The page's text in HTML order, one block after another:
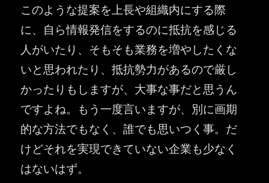
このような提案を上長や組織内にする際
に、自ら情報発信をするのに抵抗を感じる
人がいたり、そもそも業務を増やしたくな
いと思われたり、抵抗勢力があるので厳し
かったりもしますが、大事な事だと思うん
ですよね。もう一度言いますが、別に画期
的な方法でもなく、誰でも思いつく事。だ
けどそれを実現できていない企業も少なく
はないはず。